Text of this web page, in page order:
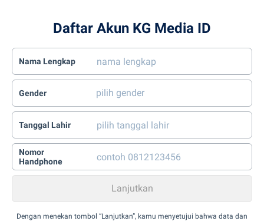
Daftar Akun KG Media ID
Nama Lengkap
Gender
Tanggal Lahir
Nomor
Handphone
Dengan menekan tombol “Lanjutkan”, kamu menyetujui bahwa data dan